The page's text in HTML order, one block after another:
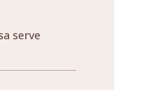
serve